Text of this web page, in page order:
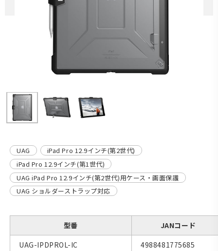
UAG
iPad Pro 12.9インチ(第2世代)
iPad Pro 12.9インチ(第1世代)
UAG iPad Pro 12.9インチ(第2世代)用ケース・画面保護
UAG ショルダーストラップ対応
型番
JANコード
UAG-IPDPROL-IC
4988481775685